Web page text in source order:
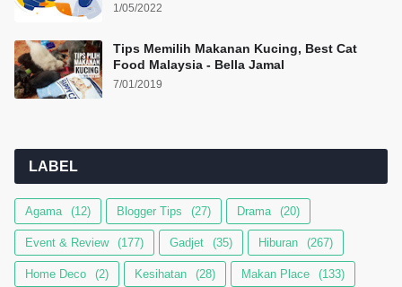
1/05/2022
Tips Memilih Makanan Kucing, Best Cat
Food Malaysia - Bella Jamal
7/01/2019
LABEL
Agama (12) Blogger Tips (27) Drama (20)
Event & Review (177) Gadjet (35) Hiburan (267)
Home Deco (2) Kesihatan (28) Makan Place (133)